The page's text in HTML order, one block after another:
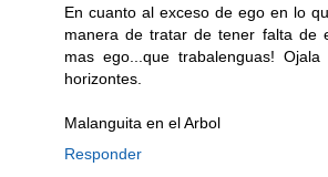
En cuanto al exceso de ego en lo
manera de tratar de tener falta de
mas ego...que trabalenguas!
horizontes.
Malanguita en el Arbol
Responder